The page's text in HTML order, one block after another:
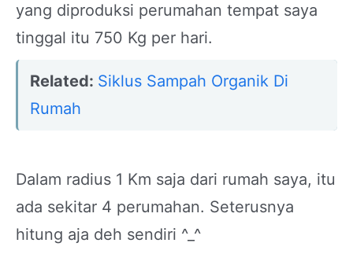
yang diproduksi perumahan tempat saya
tinggal itu 750 Kg per hari.
Related: Siklus Sampah Organik Di
Rumah
Dalam radius 1 Km saja dari rumah saya, itu
ada sekitar 4 perumahan. Seterusnya
hitung aja deh sendiri ^_^